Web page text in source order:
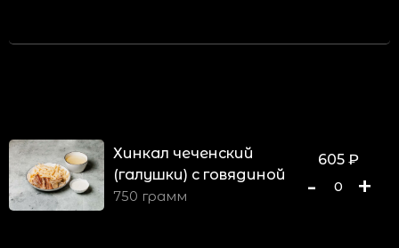
Хинкал чеченский
(галушки) с говядиной
750 грамм
605 ₽
- 0 +